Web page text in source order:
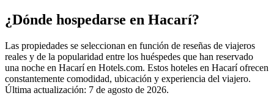
¿Dónde hospedarse en Hacarí?
Las propiedades se seleccionan en función de reseñas de viajeros
reales y de la popularidad entre los huéspedes que han reservado
una noche en Hacarí en Hotels.com. Estos hoteles en Hacarí ofrecen
constantemente comodidad, ubicación y experiencia del viajero.
Última actualización: 7 de agosto de 2026.